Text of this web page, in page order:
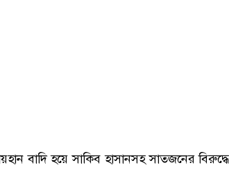
বাদি হয়ে সাকিব হাসানসহ সাতজনের